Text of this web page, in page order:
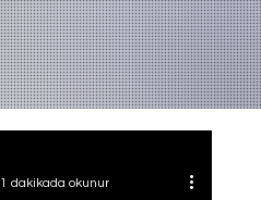
1 dakikada okunur